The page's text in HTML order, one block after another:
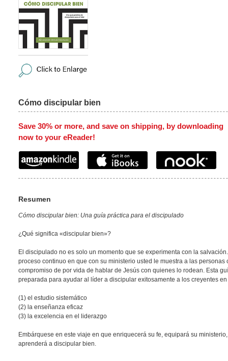
Cómo discipular bien
Save 30% or more, and save on shipping, by downloading
now to your eReader!
Resumen
Cómo discipular bien: Una guía práctica para el discipulado
¿Qué significa «discipular bien»?
El discipulado no es solo un momento que se experimenta con la
proceso continuo en que con su ministerio usted le muestra a las personas
compromiso de por vida de hablar de Jesús con quienes lo rodean. Esta
preparada para ayudar al líder a discipular exitosamente a los creyentes
(1) el estudio sistemático
(2) la enseñanza eficaz
(3) la excelencia en el liderazgo
Embárquese en este viaje en que enriquecerá su fe, equipará su
aprenderá a discipular bien.